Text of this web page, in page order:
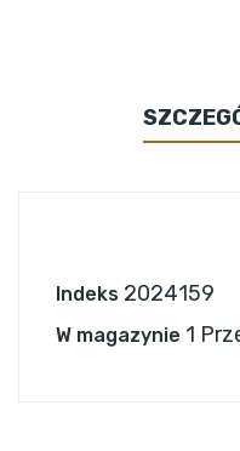
Indeks 2024159
W magazynie 1